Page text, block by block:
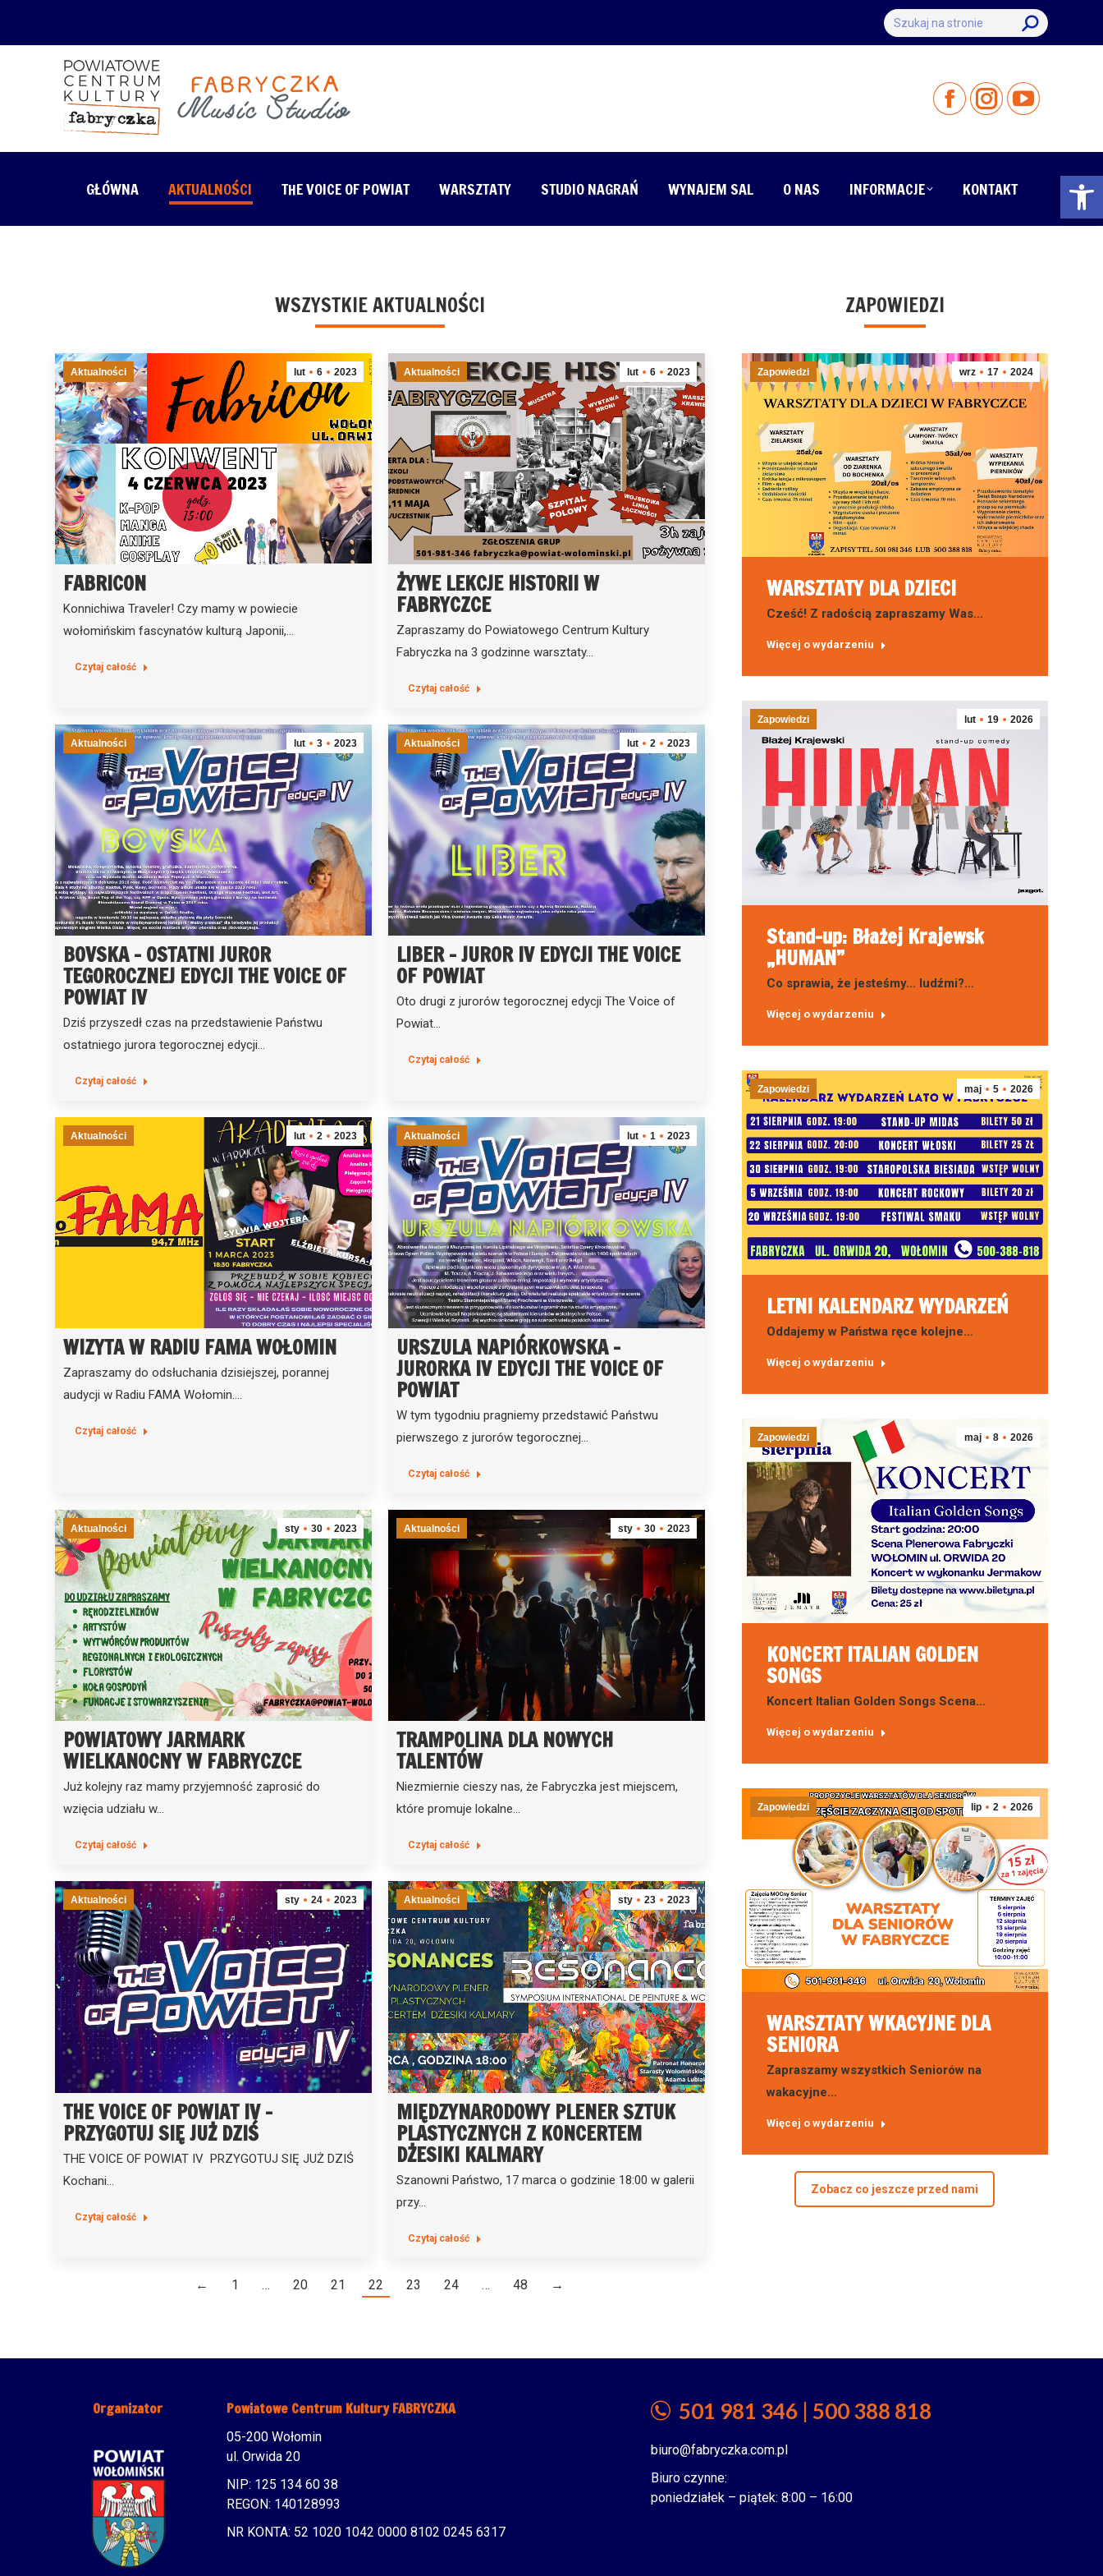
Szukaj:
GŁÓWNA AKTUALNOŚCI THE VOICE OF POWIAT WARSZTATY STUDIO NAGRAŃ WYNAJEM SAL O NAS INFORMACJE KONTAKT
WSZYSTKIE AKTUALNOŚCI
lut 6 2023
Aktualności
FABRICON
Konnichiwa Traveler! Czy mamy w powiecie
wołomińskim fascynatów kulturą Japonii,…
Czytaj całość
lut 6 2023
Aktualności
ŻYWE LEKCJE HISTORII W
FABRYCZCE
Zapraszamy do Powiatowego Centrum Kultury
Fabryczka na 3 godzinne warsztaty…
Czytaj całość
lut 3 2023
Aktualności
BOVSKA – OSTATNI JUROR
TEGOROCZNEJ EDYCJI THE VOICE OF
POWIAT IV
Dziś przyszedł czas na przedstawienie Państwu
ostatniego jurora tegorocznej edycji…
Czytaj całość
lut 2 2023
Aktualności
LIBER – JUROR IV EDYCJI THE VOICE
OF POWIAT
Oto drugi z jurorów tegorocznej edycji The Voice of
Powiat…
Czytaj całość
lut 2 2023
Aktualności
WIZYTA W RADIU FAMA WOŁOMIN
Zapraszamy do odsłuchania dzisiejszej, porannej
audycji w Radiu FAMA Wołomin.…
Czytaj całość
lut 1 2023
Aktualności
URSZULA NAPIÓRKOWSKA –
JURORKA IV EDYCJI THE VOICE OF
POWIAT
W tym tygodniu pragniemy przedstawić Państwu
pierwszego z jurorów tegorocznej…
Czytaj całość
sty 30 2023
Aktualności
POWIATOWY JARMARK
WIELKANOCNY W FABRYCZCE
Już kolejny raz mamy przyjemność zaprosić do
wzięcia udziału w…
Czytaj całość
sty 30 2023
Aktualności
TRAMPOLINA DLA NOWYCH
TALENTÓW
Niezmiernie cieszy nas, że Fabryczka jest miejscem,
które promuje lokalne…
Czytaj całość
sty 24 2023
Aktualności
THE VOICE OF POWIAT IV –
PRZYGOTUJ SIĘ JUŻ DZIŚ
THE VOICE OF POWIAT IV PRZYGOTUJ SIĘ JUŻ DZIŚ
Kochani…
Czytaj całość
sty 23 2023
Aktualności
MIĘDZYNARODOWY PLENER SZTUK
PLASTYCZNYCH Z KONCERTEM
DŻESIKI KALMARY
Szanowni Państwo, 17 marca o godzinie 18:00 w galerii
przy…
Czytaj całość
← 1 … 20 21 22 23 24 … 48 →
ZAPOWIEDZI
wrz 17 2024
Zapowiedzi
WARSZTATY DLA DZIECI
Cześć! Z radością zapraszamy Was…
Więcej o wydarzeniu
lut 19 2026
Zapowiedzi
Stand-up: Błażej Krajewsk
„HUMAN”
Co sprawia, że jesteśmy… ludźmi?…
Więcej o wydarzeniu
maj 5 2026
Zapowiedzi
LETNI KALENDARZ WYDARZEŃ
Oddajemy w Państwa ręce kolejne…
Więcej o wydarzeniu
maj 8 2026
Zapowiedzi
KONCERT ITALIAN GOLDEN
SONGS
Koncert Italian Golden Songs Scena…
Więcej o wydarzeniu
lip 2 2026
Zapowiedzi
WARSZTATY WKACYJNE DLA
SENIORA
Zapraszamy wszystkich Seniorów na
wakacyjne…
Więcej o wydarzeniu
Zobacz co jeszcze przed nami
Organizator Powiatowe Centrum Kultury FABRYCZKA
05-200 Wołomin
ul. Orwida 20
NIP: 125 134 60 38
REGON: 140128993
NR KONTA: 52 1020 1042 0000 8102 0245 6317
501 981 346 | 500 388 818
biuro@fabryczka.com.pl
Biuro czynne:
poniedziałek – piątek: 8:00 – 16:00